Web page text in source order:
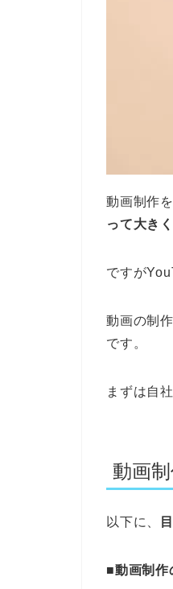
動画制作
って大き
ですが
動画の制
です。
まずは自
動画
以下に、
■動画制作